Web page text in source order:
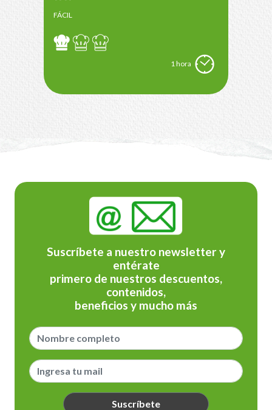
FÁCIL
1 hora
Suscríbete a nuestro newsletter y
entérate
primero de nuestros descuentos,
contenidos,
beneficios y mucho más
Suscríbete